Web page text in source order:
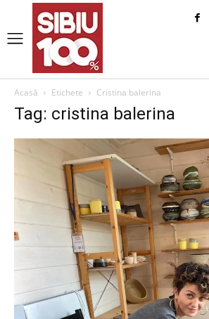
Acasă Etichete Cristina balerina
Tag: cristina balerina